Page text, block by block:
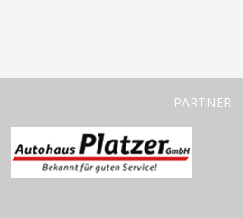
PARTNER